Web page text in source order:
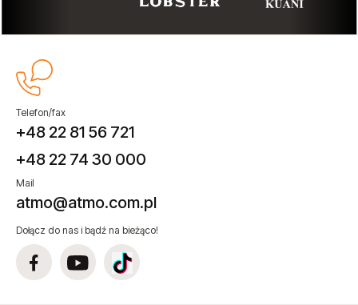
Telefon/fax
+48 22 81 56 721
+48 22 74 30 000
Mail
atmo@atmo.com.pl
Dołącz do nas i bądź na bieżąco!